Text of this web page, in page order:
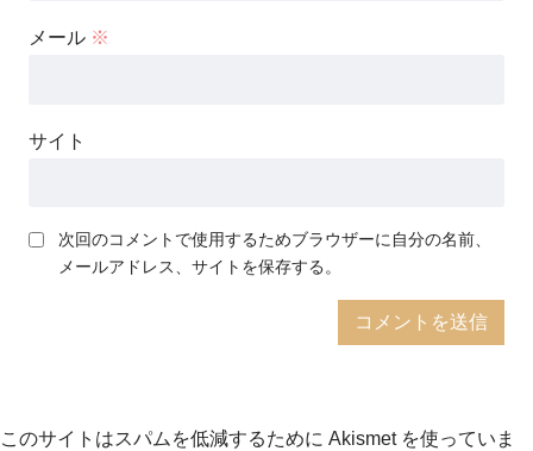
メール ※
サイト
次回のコメントで使用するためブラウザーに自分の名前、
メールアドレス、サイトを保存する。
このサイトはスパムを低減するために Akismet を使っていま